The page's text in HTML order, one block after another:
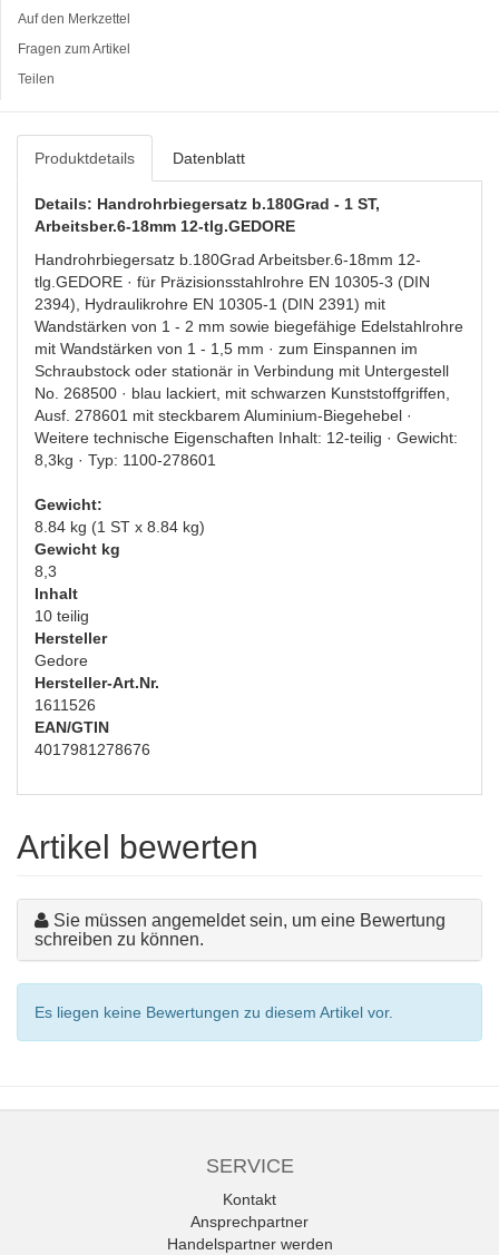
Auf den Merkzettel
Fragen zum Artikel
Teilen
Produktdetails Datenblatt
Details: Handrohrbiegersatz b.180Grad - 1 ST,
Arbeitsber.6-18mm 12-tlg.GEDORE
Handrohrbiegersatz b.180Grad Arbeitsber.6-18mm 12-
tlg.GEDORE · für Präzisionsstahlrohre EN 10305-3 (DIN
2394), Hydraulikrohre EN 10305-1 (DIN 2391) mit
Wandstärken von 1 - 2 mm sowie biegefähige Edelstahlrohre
mit Wandstärken von 1 - 1,5 mm · zum Einspannen im
Schraubstock oder stationär in Verbindung mit Untergestell
No. 268500 · blau lackiert, mit schwarzen Kunststoffgriffen,
Ausf. 278601 mit steckbarem Aluminium-Biegehebel ·
Weitere technische Eigenschaften Inhalt: 12-teilig · Gewicht:
8,3kg · Typ: 1100-278601
Gewicht:
8.84 kg (1 ST x 8.84 kg)
Gewicht kg
8,3
Inhalt
10 teilig
Hersteller
Gedore
Hersteller-Art.Nr.
1611526
EAN/GTIN
4017981278676
Artikel bewerten
Sie müssen angemeldet sein, um eine Bewertung
schreiben zu können.
Es liegen keine Bewertungen zu diesem Artikel vor.
SERVICE
Kontakt
Ansprechpartner
Handelspartner werden